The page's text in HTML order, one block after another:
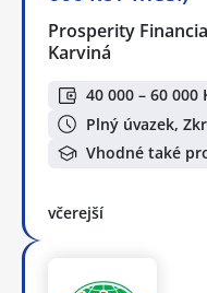
Prosperity
Karviná
40 000 – 60 000
Plný úvazek,
Vhodné také
včerejší